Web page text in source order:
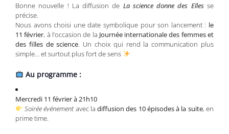
Bonne nouvelle ! La diffusion de La science donne des Ellesse
précise.
Nous avons choisi une date symbolique pour son lancement : le
11 février, à l’occasion de la Journée internationale des femmes et
des filles de science . Un choix qui rend la communication plus
simple… et surtout plus fort de sens
Au programme :
Mercredi 11 février à 21h10
Soirée événementavec ladiffusion des 10 épisodes à la suite, en
prime time.